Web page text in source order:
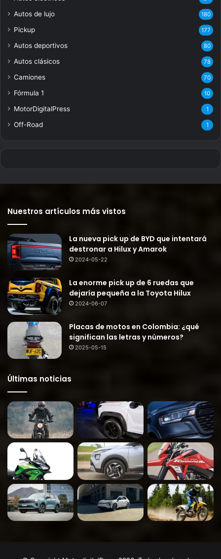
Autos de lujo 180
Pickup 177
Autos deportivos 80
Autos clásicos 78
Camiones 70
Fórmula 1 10
MotorDigitalPress 1
Off-Road 1
Nuestros artículos más vistos
La nueva pick up de BYD que intentará
destronar a Hilux y Amarok
2024-05-22
La enorme pick up de 6 ruedas que
dejaría pequeña a la Toyota Hilux
2024-06-07
Placas de motos en Colombia: ¿qué
significan las letras y números?
2025-05-15
Últimas noticias